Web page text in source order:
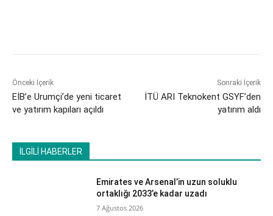
Önceki İçerik
EİB’e Urumçi’de yeni ticaret
ve yatırım kapıları açıldı
Sonraki İçerik
İTÜ ARI Teknokent GSYF’den
yatırım aldı
İLGİLİ HABERLER
Emirates ve Arsenal’in uzun soluklu
ortaklığı 2033’e kadar uzadı
7 Ağustos 2026